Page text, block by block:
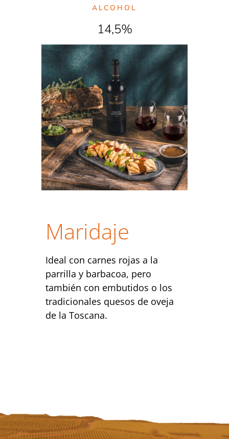
ALCOHOL
14,5%
Maridaje
Ideal con carnes rojas a la
parrilla y barbacoa, pero
también con embutidos o los
tradicionales quesos de oveja
de la Toscana.